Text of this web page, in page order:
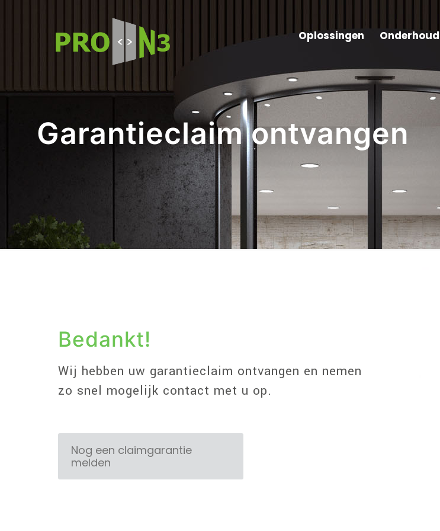
Oplossingen Onderhoud
Garantieclaim ontvangen
Bedankt!
Wij hebben uw garantieclaim ontvangen en nemen
zo snel mogelijk contact met u op.
Nog een claimgarantie
melden